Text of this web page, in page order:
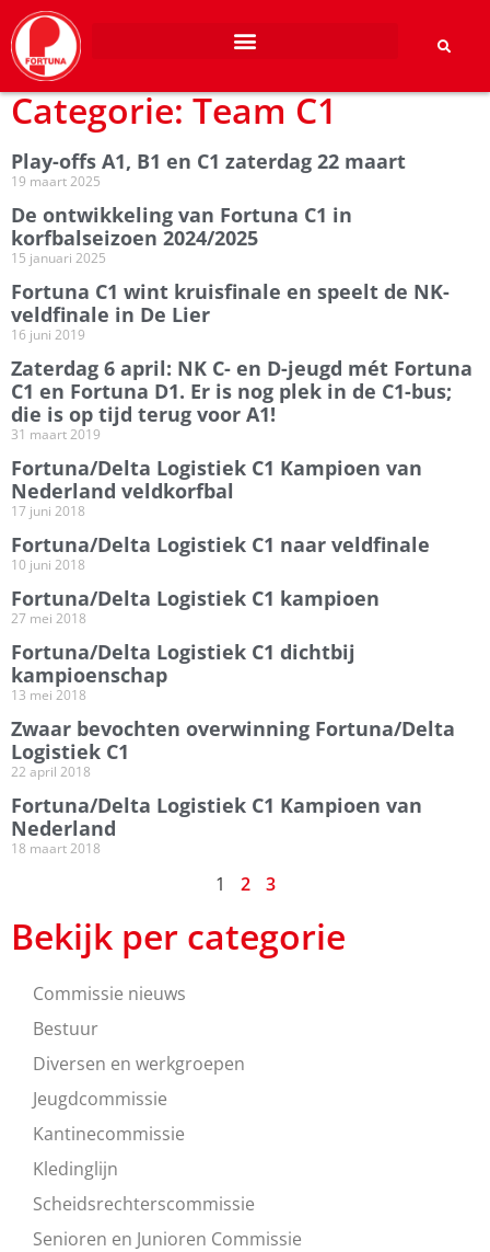
Categorie: Team C1
Play-offs A1, B1 en C1 zaterdag 22 maart
19 maart 2025
De ontwikkeling van Fortuna C1 in
korfbalseizoen 2024/2025
15 januari 2025
Fortuna C1 wint kruisfinale en speelt de NK-
veldfinale in De Lier
16 juni 2019
Zaterdag 6 april: NK C- en D-jeugd mét Fortuna
C1 en Fortuna D1. Er is nog plek in de C1-bus;
die is op tijd terug voor A1!
31 maart 2019
Fortuna/Delta Logistiek C1 Kampioen van
Nederland veldkorfbal
17 juni 2018
Fortuna/Delta Logistiek C1 naar veldfinale
10 juni 2018
Fortuna/Delta Logistiek C1 kampioen
27 mei 2018
Fortuna/Delta Logistiek C1 dichtbij
kampioenschap
13 mei 2018
Zwaar bevochten overwinning Fortuna/Delta
Logistiek C1
22 april 2018
Fortuna/Delta Logistiek C1 Kampioen van
Nederland
18 maart 2018
1 2 3
Bekijk per categorie
Commissie nieuws
Bestuur
Diversen en werkgroepen
Jeugdcommissie
Kantinecommissie
Kledinglijn
Scheidsrechterscommissie
Senioren en Junioren Commissie